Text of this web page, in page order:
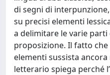
di segni di
su precisi elementi
a delimitare le varie parti
proposizione. Il fatto
elementi sussista
letterario spiega perché